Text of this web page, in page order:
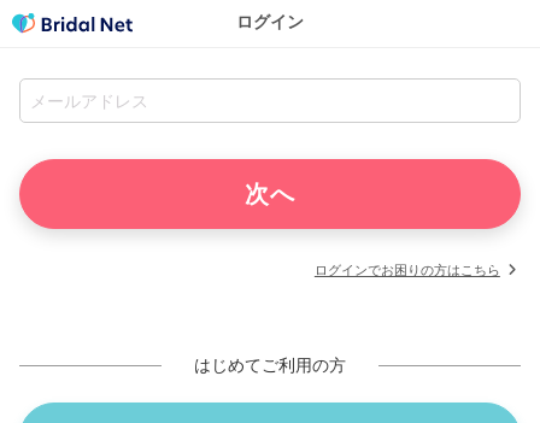
ログイン
ログインでお困りの方はこちら
はじめてご利用の方